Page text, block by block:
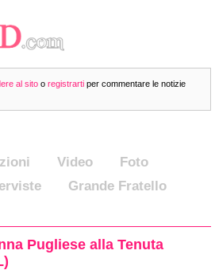
al sito o registrarti per commentare le notizie
Video
Foto
Grande Fratello
Pugliese alla Tenuta